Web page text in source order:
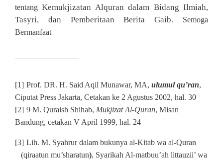
tentangKemukjizatan Alquran dalam Bidang Ilmiah,
Tasyri, dan Pemberitaan Berita Gaib. Semoga
Bermanfaat
[1] Prof. DR. H. Said Aqil Munawar, MA, ulumul qu’ran,
Ciputat Press Jakarta, Cetakan ke 2 Agustus 2002, hal. 30
[2] 9 M. Quraish Shihab, Mukjizat Al-Quran, Misan
Bandung, cetakan V April 1999, hal. 24
[3] Lih. M. Syahrur dalam bukunya al-Kitab wa al-Quran
(qiraatun mu’sharatun), Syarikah Al-matbuu’ah littauzii’ wa